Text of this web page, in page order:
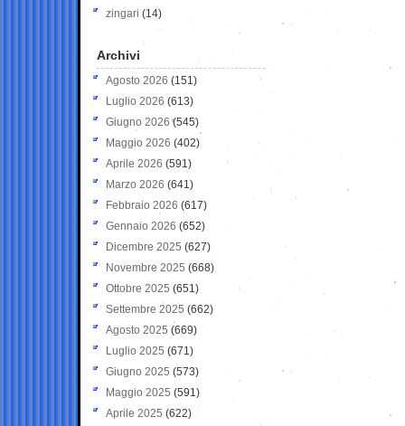
zingari (14)
Archivi
Agosto 2026 (151)
Luglio 2026 (613)
Giugno 2026 (545)
Maggio 2026 (402)
Aprile 2026 (591)
Marzo 2026 (641)
Febbraio 2026 (617)
Gennaio 2026 (652)
Dicembre 2025 (627)
Novembre 2025 (668)
Ottobre 2025 (651)
Settembre 2025 (662)
Agosto 2025 (669)
Luglio 2025 (671)
Giugno 2025 (573)
Maggio 2025 (591)
Aprile 2025 (622)